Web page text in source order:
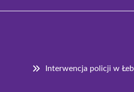
Interwencja policji w